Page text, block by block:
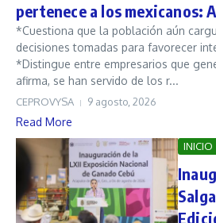
pertenece a los mexicanos:
*Cuestiona que la población aún
decisiones tomadas para favorecer
*Distingue entre empresarios que
afirma, se han servido de los r...
CEPROVYSA 9 agosto, 2026
Read More
INICIO